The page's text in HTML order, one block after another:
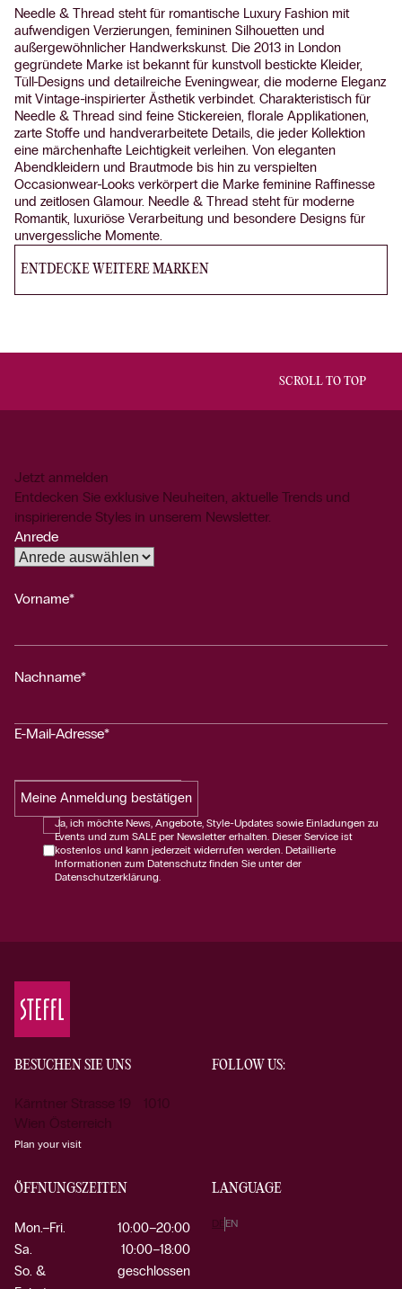
Needle & Thread steht für romantische Luxury Fashion mit
aufwendigen Verzierungen, femininen Silhouetten und
außergewöhnlicher Handwerkskunst. Die 2013 in London
gegründete Marke ist bekannt für kunstvoll bestickte Kleider,
Tüll-Designs und detailreiche Eveningwear, die moderne Eleganz
mit Vintage-inspirierter Ästhetik verbindet. Charakteristisch für
Needle & Thread sind feine Stickereien, florale Applikationen,
zarte Stoffe und handverarbeitete Details, die jeder Kollektion
eine märchenhafte Leichtigkeit verleihen. Von eleganten
Abendkleidern und Brautmode bis hin zu verspielten
Occasionwear-Looks verkörpert die Marke feminine Raffinesse
und zeitlosen Glamour. Needle & Thread steht für moderne
Romantik, luxuriöse Verarbeitung und besondere Designs für
unvergessliche Momente.
ENTDECKE WEITERE MARKEN
SCROLL TO TOP
Jetzt anmelden
Entdecken Sie exklusive Neuheiten, aktuelle Trends und
inspirierende Styles in unserem Newsletter.
Anrede
Vorname*
Nachname*
E-Mail-Adresse*
Meine Anmeldung bestätigen
Ja, ich möchte News, Angebote, Style-Updates sowie Einladungen zu
Events und zum SALE per Newsletter erhalten. Dieser Service ist
kostenlos und kann jederzeit widerrufen werden. Detaillierte
Informationen zum Datenschutz finden Sie unter der
Datenschutzerklärung.
BESUCHEN SIE UNS
Kärntner Strasse 19 1010
Wien Österreich
Plan your visit
FOLLOW US:
ÖFFNUNGSZEITEN
Mon.–Fri.
10:00–20:00
Sa.
10:00–18:00
So. &
geschlossen
LANGUAGE
DE EN